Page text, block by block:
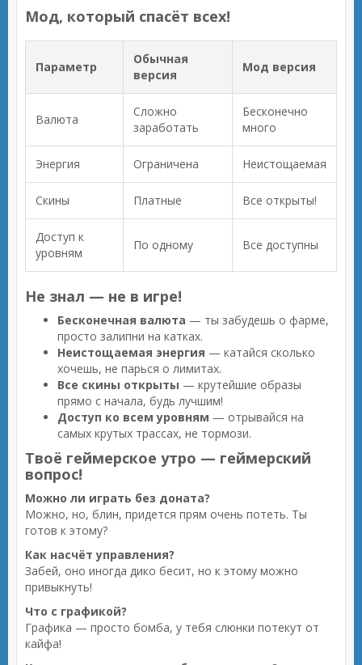
Мод, который спасёт всех!
Параметр
Обычная
версия
Мод версия
Валюта
Сложно
заработать
Бесконечно
много
Энергия Ограничена Неистощаемая
Скины Платные Все открыты!
Доступ к
уровням
По одному Все доступны
Не знал — не в игре!
Бесконечная валюта — ты забудешь о фарме,
просто залипни на катках.
Неистощаемая энергия — катайся сколько
хочешь, не парься о лимитах.
Все скины открыты — крутейшие образы
прямо с начала, будь лучшим!
Доступ ко всем уровням — отрывайся на
самых крутых трассах, не тормози.
Твоё геймерское утро — геймерский
вопрос!
Можно ли играть без доната?
Можно, но, блин, придется прям очень потеть. Ты
готов к этому?
Как насчёт управления?
Забей, оно иногда дико бесит, но к этому можно
привыкнуть!
Что с графикой?
Графика — просто бомба, у тебя слюнки потекут от
кайфа!